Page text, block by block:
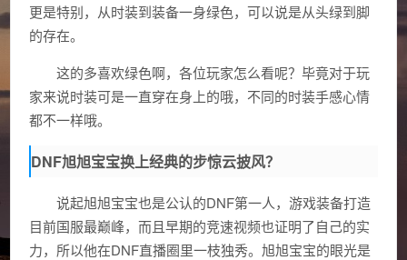
更是特别，从时装到装备一身绿色，可以说是从头绿到脚
的存在。
这的多喜欢绿色啊，各位玩家怎么看呢？毕竟对于玩
家来说时装可是一直穿在身上的哦，不同的时装手感心情
都不一样哦。
DNF旭旭宝宝换上经典的步惊云披风？
说起旭旭宝宝也是公认的DNF第一人，游戏装备打造
目前国服最巅峰，而且早期的竞速视频也证明了自己的实
力，所以他在DNF直播圈里一枝独秀。旭旭宝宝的眼光是